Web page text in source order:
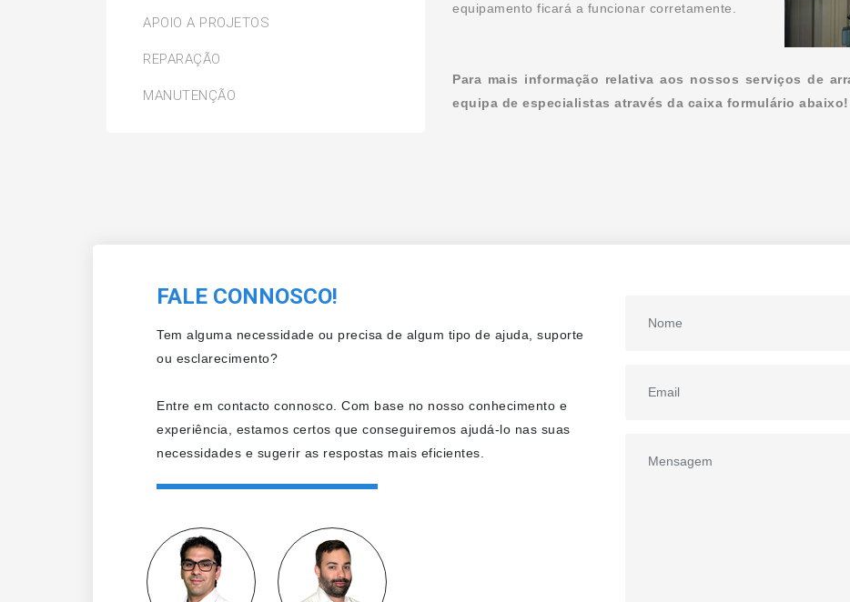
APOIO A PROJETOS
REPARAÇÃO
MANUTENÇÃO
equipamento ficará a funcionar corretamente.
Para mais informação relativa aos nossos serviços de
equipa de especialistas através da caixa formulário abaixo!
FALE CONNOSCO!
Tem alguma necessidade ou precisa de algum tipo de ajuda, suporte
ou esclarecimento?
Entre em contacto connosco. Com base no nosso conhecimento e
experiência, estamos certos que conseguiremos ajudá-lo nas suas
necessidades e sugerir as respostas mais eficientes.